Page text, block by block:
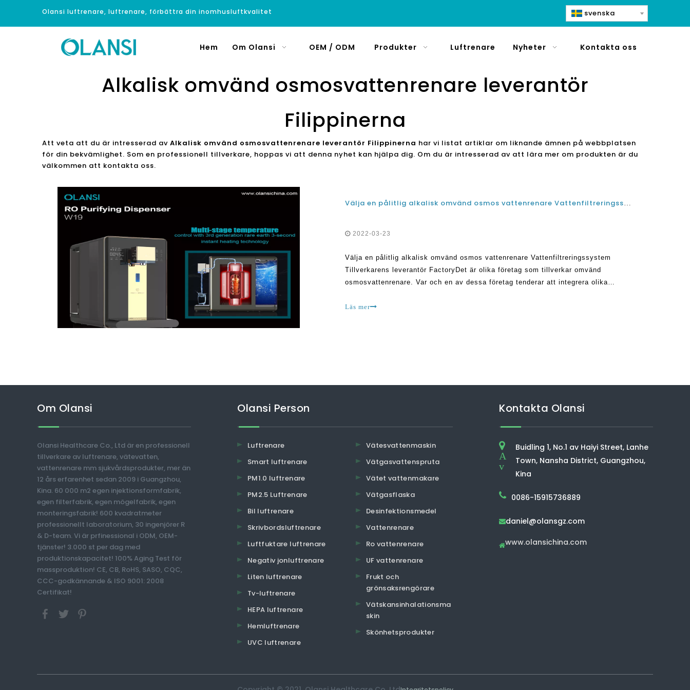
Olansi luftrenare, luftrenare, förbättra din inomhusluftkvalitet svenska
Hem Om Olansi OEM / ODM Produkter Luftrenare Nyheter Kontakta oss
Alkalisk omvänd osmosvattenrenare leverantör
Filippinerna
Att veta att du är intresserad av Alkalisk omvänd osmosvattenrenare leverantör Filippinerna har vi listat artiklar om liknande ämnen på webbplatsen
för din bekvämlighet. Som en professionell tillverkare, hoppas vi att denna nyhet kan hjälpa dig. Om du är intresserad av att lära mer om produkten är du
välkommen att kontakta oss.
Välja en pålitlig alkalisk omvänd osmos vattenrenare Vattenfiltreringssystem Tillverkarens leverantörsfabrik
2022-03-23
Välja en pålitlig alkalisk omvänd osmos vattenrenare Vattenfiltreringssystem
Tillverkarens leverantör FactoryDet är olika företag som tillverkar omvänd
osmosvattenrenare. Var och en av dessa företag tenderar att integrera olika
Läs mer
Om Olansi
Olansi Healthcare Co., Ltd är en professionell
tillverkare av luftrenare, vätevatten,
vattenrenare mm sjukvårdsprodukter, mer än
12 års erfarenhet sedan 2009 i Guangzhou,
Kina. 60 000 m2 egen injektionsformfabrik,
egen filterfabrik, egen mögelfabrik, egen
monteringsfabrik! 600 kvadratmeter
professionellt laboratorium, 30 ingenjörer R
& D-team. Vi är prfinessional i ODM, OEM-
tjänster! 3.000 st per dag med
produktionskapacitet! 100% Aging Test för
massproduktion! CE, CB, RoHS, SASO, CQC,
CCC-godkännande & ISO 9001: 2008
Certifikat!
Olansi Person
Luftrenare
Smart luftrenare
PM1.0 luftrenare
PM2.5 Luftrenare
Bil luftrenare
Skrivbordsluftrenare
Luftfuktare luftrenare
Negativ jonluftrenare
Liten luftrenare
Tv-luftrenare
HEPA luftrenare
Hemluftrenare
UVC luftrenare
Vätesvattenmaskin
Vätgasvattenspruta
Vätet vattenmakare
Vätgasflaska
Desinfektionsmedel
Vattenrenare
Ro vattenrenare
UF vattenrenare
Frukt och
grönsaksrengörare
Vätskansinhalationsma
skin
Skönhetsprodukter
Kontakta Olansi
A
v
Buidling 1, No.1 av Haiyi Street, Lanhe
Town, Nansha District, Guangzhou,
Kina
0086-15915736889
daniel@olansgz.com
www.olansichina.com